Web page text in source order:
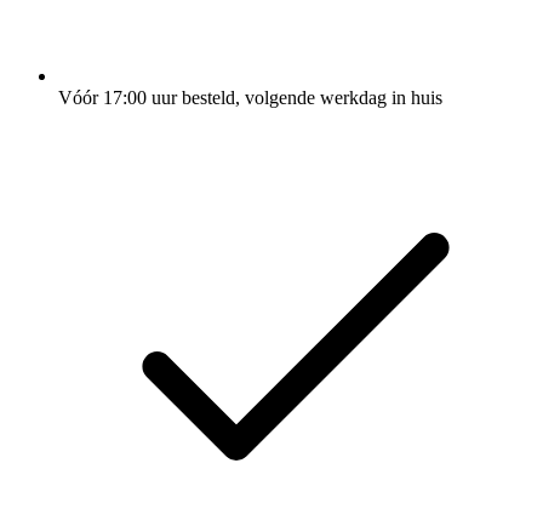
Vóór 17:00 uur besteld, volgende werkdag in huis